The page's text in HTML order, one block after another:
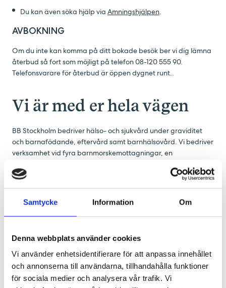
Samtycke Information Om
Denna webbplats använder cookies
Vi använder enhetsidentifierare för att anpassa innehållet
och annonserna till användarna, tillhandahålla funktioner
för sociala medier och analysera vår trafik. Vi
Du kan även söka hjälp via Amningshjälpen.
AVBOKNING
Om du inte kan komma på ditt bokade besök ber vi dig lämna
återbud så fort som möjligt på telefon 08-120 555 90.
Telefonsvarare för återbud är öppen dygnet runt..
Vi är med er hela vägen
BB Stockholm bedriver hälso- och sjukvård under graviditet
och barnafödande, eftervård samt barnhälsovård. Vi bedriver
verksamhet vid fyra barnmorskemottagningar, en
tillhörande amningsmottagning. Sedan hösten 2024 kan BB
Stockholm även erbjuda vårdformen Min Barnmorska.
Patienter och blivande och nyblivna föräldrar har ett stort
inflytande på vården. Vår övergripande strategi är att hälso-
och sjukvård ska bedrivas med respekt, engagemang och
Amningsmottagning
Här erbjuder vi utökat amningsstöd anpassat till varje enskild